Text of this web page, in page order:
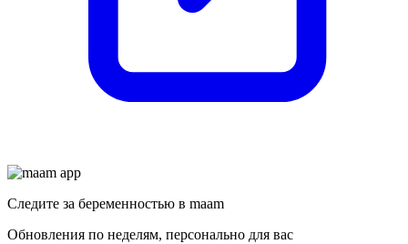
Следите за беременностью в maam
Обновления по неделям, персонально для вас